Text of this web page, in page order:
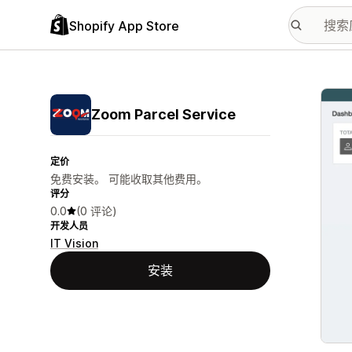
Shopify App Store
Zoom Parcel Service
定价
免费安装。 可能收取其他费用。
评分
0.0 (0 评论)
开发人员
IT Vision
安装
配图